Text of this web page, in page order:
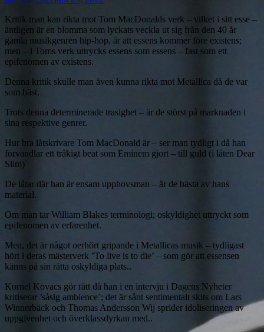
Kritik man kan rikta mot Tom MacDonalds verk – vilket i sitt esse –
äntligen är en blomma som lyckats veckla ut sig från den 40 år
gamla musikgenren hip-hop, är att essens kommer före existens;
men – i Toms verk uttrycks essens som essens – fast som ett
epifenomen av existens.
Denna kritik skulle man även kunna rikta mot Metallica då de var
som bäst.
Trots denna determinerade trasighet – är de störst på marknaden i
sina respektive genrer.
Hur bra låtskrivare Tom MacDonald är – ser man tydligt i då han
förvandlar ett tråkigt beat som Eminem gjort – till guld (i låten Dear
Slim)
De låtar där han är ensam upphovsman – är de bästa av hans
material.
Om man tar William Blakes terminologi; oskyldighet uttryckt som
epifenomen av erfarenhet.
Men, det är något oerhört gripande i Metallicas musik – tydligast
hört i deras mästerverk ’To live is to die’ – som gör att essensen
känns på sin rätta oskyldiga plats..
Kornel Kovacs gör rätt då han i en intervju i Dagens Nyheter
kritiserar ’såsig ambience’; det är sånt sentimentalt skits om Lars
Winnerbäck och Thomas Andersson Wij sprider idoliseringen av
uppgivenhet och överklassdyrkan med..